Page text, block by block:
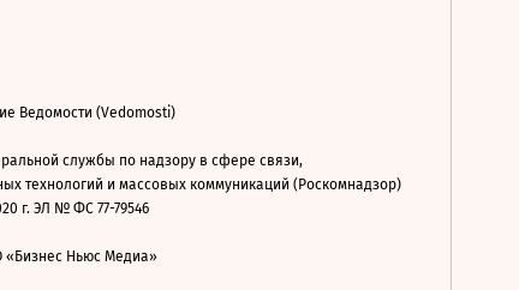
Ведомости (Vedomosti)
службы по надзору в сфере связи,
технологий и массовых коммуникаций (Роскомнадзор)
г. ЭЛ № ФС 77-79546
«Бизнес Ньюс Медиа»